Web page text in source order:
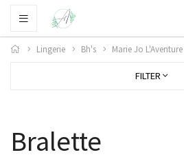
Lingerie Bh's Marie Jo L'Aventure
FILTER
Bralette